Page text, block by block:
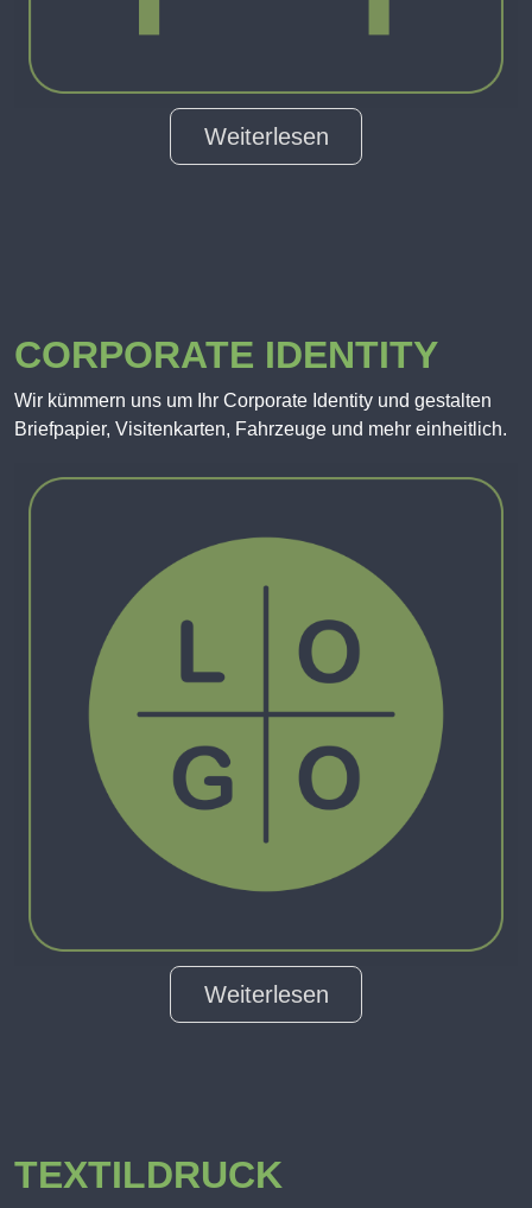
Weiterlesen
CORPORATE IDENTITY
Wir kümmern uns um Ihr Corporate Identity und gestalten
Briefpapier, Visitenkarten, Fahrzeuge und mehr einheitlich.
Weiterlesen
TEXTILDRUCK